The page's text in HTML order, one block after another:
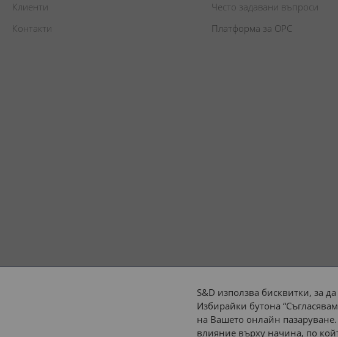
Клиенти
Контакти
Често задавани въпроси
Платформа за ОРС
S&D използва бисквитки, за
Избирайки бутона
на Вашето онлайн
влияние върху начина, по